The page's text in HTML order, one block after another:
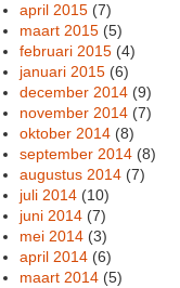
april 2015 (7)
maart 2015 (5)
februari 2015 (4)
januari 2015 (6)
december 2014 (9)
november 2014 (7)
oktober 2014 (8)
september 2014 (8)
augustus 2014 (7)
juli 2014 (10)
juni 2014 (7)
mei 2014 (3)
april 2014 (6)
maart 2014 (5)